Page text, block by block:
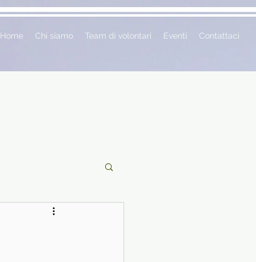
Home Chi siamo Team di volontari Eventi Contattaci